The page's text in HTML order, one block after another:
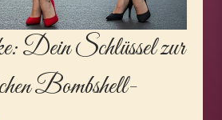
: Dein Schlüssel zur
Bombshell-